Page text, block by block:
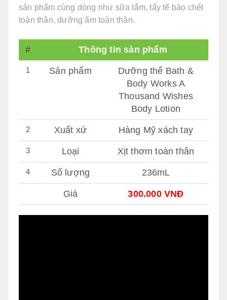
sản phẩm cùng dòng như sữa tắm, tẩy tế bào chết
toàn thân, dưỡng ẩm toàn thân.
# Thông tin sản phẩm
1 Sản phẩm
Dưỡng thể Bath &
Body Works A
Thousand Wishes
Body Lotion
2 Xuất xứ Hàng Mỹ xách tay
3 Loại Xịt thơm toàn thân
4 Số lượng 236mL
Giá 300.000 VNĐ